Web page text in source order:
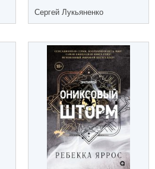
Сергей Лукьяненко